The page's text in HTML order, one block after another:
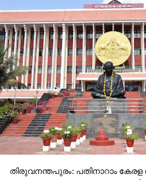
തിരുവനന്തപുരം: പതിനാറാം